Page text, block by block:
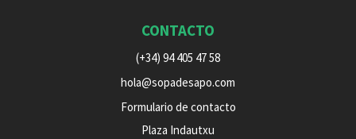
CONTACTO
(+34) 94 405 47 58
hola@sopadesapo.com
Formulario de contacto
Plaza Indautxu